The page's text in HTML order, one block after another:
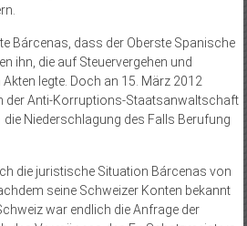
Bárcenas, dass der Oberste Spanische
ihn, die auf Steuervergehen und
legte. Doch an 15. März 2012
der Anti-Korruptions-Staatsanwaltschaft
Niederschlagung des Falls Berufung
die juristische Situation Bárcenas von
seine Schweizer Konten bekannt
war endlich die Anfrage der